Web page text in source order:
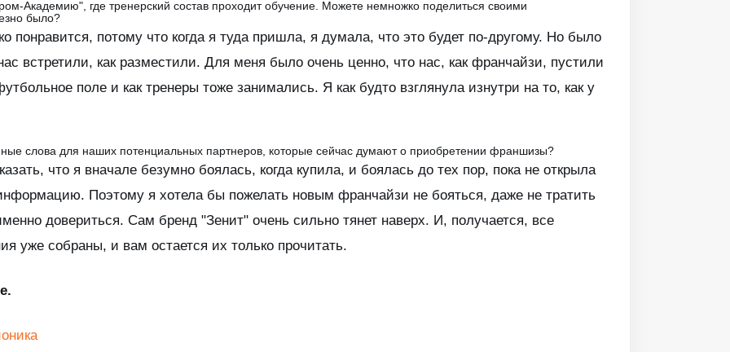
Академию", где тренерский состав проходит обучение. Можете немножко поделиться своими
было?
понравится, потому что когда я туда пришла, я думала, что это будет по-другому. Но было
встретили, как разместили. Для меня было очень ценно, что нас, как франчайзи, пустили
поле и как тренеры тоже занимались. Я как будто взглянула изнутри на то, как у
слова для наших потенциальных партнеров, которые сейчас думают о приобретении франшизы?
что я вначале безумно боялась, когда купила, и боялась до тех пор, пока не открыла
Поэтому я хотела бы пожелать новым франчайзи не бояться, даже не тратить
довериться. Сам бренд "Зенит" очень сильно тянет наверх. И, получается, все
уже собраны, и вам остается их только прочитать.